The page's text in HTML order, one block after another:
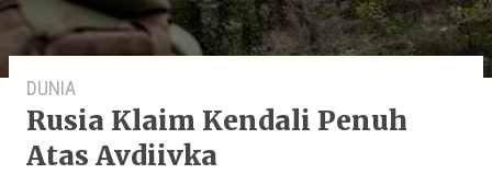
DUNIA
Rusia Klaim Kendali Penuh
Atas Avdiivka